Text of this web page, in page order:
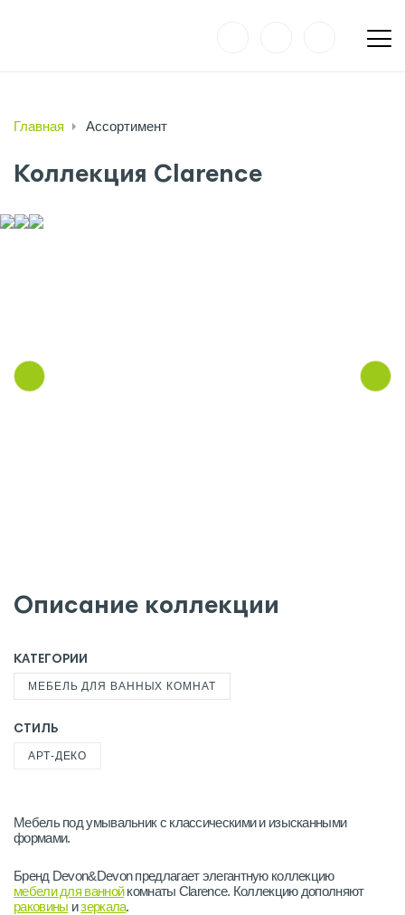
Главная Ассортимент
Коллекция Clarence
Описание коллекции
КАТЕГОРИИ
МЕБЕЛЬ ДЛЯ ВАННЫХ КОМНАТ
СТИЛЬ
АРТ-ДЕКО
Мебель под умывальник с классическими и изысканными
формами.
Бренд Devon&Devon предлагает элегантную коллекцию
мебели для ваннойкомнаты Clarence. Коллекцию дополняют
раковины изеркала.